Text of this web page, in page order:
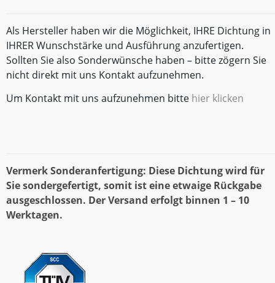
Als Hersteller haben wir die Möglichkeit, IHRE Dichtung in
IHRER Wunschstärke und Ausführung anzufertigen.
Sollten Sie also Sonderwünsche haben – bitte zögern Sie
nicht direkt mit uns Kontakt aufzunehmen.
Um Kontakt mit uns aufzunehmen bitte hier klicken
Vermerk Sonderanfertigung: Diese Dichtung wird für
Sie sondergefertigt, somit ist eine etwaige Rückgabe
ausgeschlossen. Der Versand erfolgt binnen 1 – 10
Werktagen.